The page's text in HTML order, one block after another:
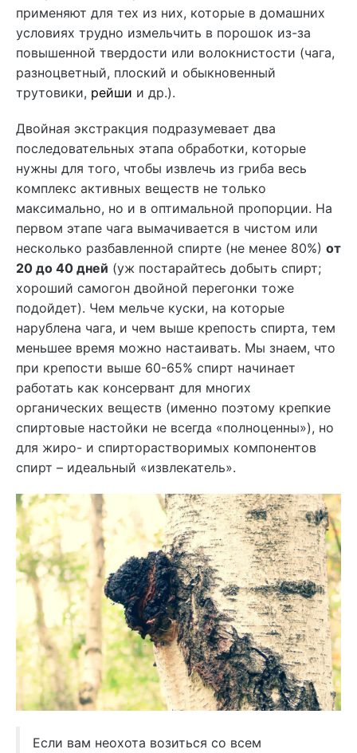
применяют для тех из них, которые в домашних
условиях трудно измельчить в порошок из-за
повышенной твердости или волокнистости (чага,
разноцветный, плоский и обыкновенный
трутовики, рейши и др.).
Двойная экстракция подразумевает два
последовательных этапа обработки, которые
нужны для того, чтобы извлечь из гриба весь
комплекс активных веществ не только
максимально, но и в оптимальной пропорции. На
первом этапе чага вымачивается в чистом или
несколько разбавленной спирте (не менее 80%) от
20 до 40 дней (уж постарайтесь добыть спирт;
хороший самогон двойной перегонки тоже
подойдет). Чем мельче куски, на которые
нарублена чага, и чем выше крепость спирта, тем
меньшее время можно настаивать. Мы знаем, что
при крепости выше 60-65% спирт начинает
работать как консервант для многих
органических веществ (именно поэтому крепкие
спиртовые настойки не всегда «полноценны»), но
для жиро- и спирторастворимых компонентов
спирт – идеальный «извлекатель».
Если вам неохота возиться со всем